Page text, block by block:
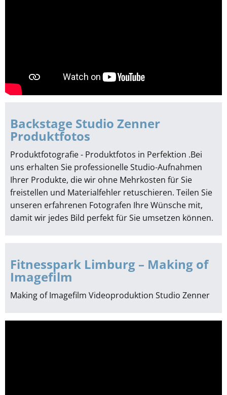
Backstage Studio Zenner
Produktfotos
Produktfotografie - Produktfotos in Perfektion .Bei
uns erhalten Sie professionelle Studio-Aufnahmen
Ihrer Produkte, die wir ohne Mehrkosten für Sie
freistellen und Materialfehler retuschieren. Teilen Sie
unseren erfahrenen Fotografen Ihre Wünsche mit,
damit wir jedes Bild perfekt für Sie umsetzen können.
Fitnesspark Limburg – Making of
Imagefilm
Making of Imagefilm Videoproduktion Studio Zenner